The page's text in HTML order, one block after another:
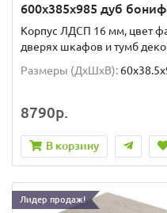
600x385x985 дуб
Корпус ЛДСП 16 мм, цвет
дверях шкафов и тумб
Размеры (ДхШxВ):
8790р.
В корзину
Лидер продаж!